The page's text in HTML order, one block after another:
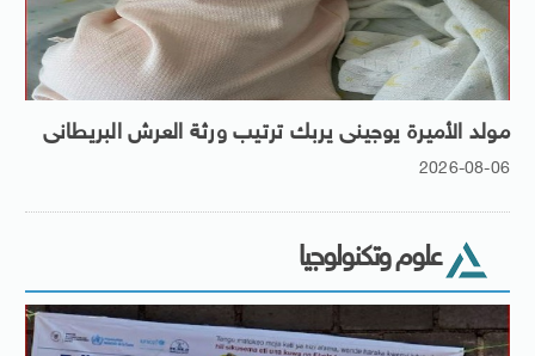
مولد الأميرة يوجينى يربك ترتيب ورثة العرش البريطانى
2026-08-06
علوم وتكنولوجيا